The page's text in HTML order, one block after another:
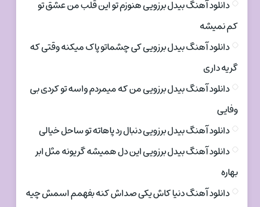
دانلود آهنگ بیدل برزویی هنوزم تو این قلب من عشق تو
کم نمیشه
دانلود آهنگ بیدل برزویی کی چشماتو پاک میکنه وقتی که
گریه داری
دانلود آهنگ بیدل برزویی من که میمردم واسه تو کردی بی
وفایی
دانلود آهنگ بیدل برزویی دنبال رد پاهاته تو ساحل خیالی
دانلود آهنگ بیدل برزویی این دل همیشه گریونه مثل ابر
بهاره
دانلود آهنگ دنیا کاش یکی صداش کنه بفهمم اسمش چیه